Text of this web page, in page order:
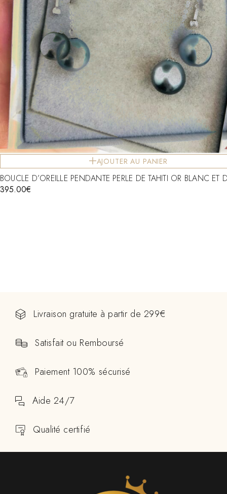
AJOUTER AU PANIER
BOUCLE D’OREILLE PENDANTE PERLE DE TAHITI OR BLANC ET
395.00€
Livraison gratuite à partir de 299€
Satisfait ou Remboursé
Paiement 100% sécurisé
Aide 24/7
Qualité certifié